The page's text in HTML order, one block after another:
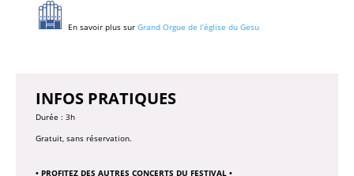
En savoir plus sur Grand Orgue de l’église du Gesu
INFOS PRATIQUES
Durée : 3h
Gratuit, sans réservation.
• PROFITEZ DES AUTRES CONCERTS DU FESTIVAL •